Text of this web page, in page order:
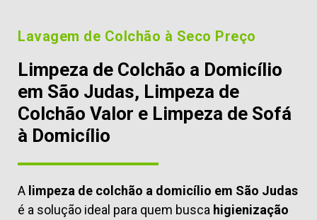
Lavagem de Colchão à Seco Preço
Limpeza de Colchão a Domicílio
em São Judas, Limpeza de
Colchão Valor e Limpeza de Sofá
à Domicílio
A limpeza de colchão a domicílio em São Judas
é a solução ideal para quem busca higienização